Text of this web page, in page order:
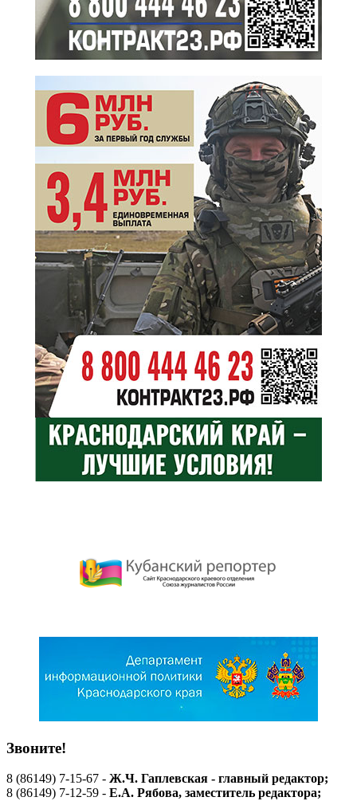
Звоните!
8 (86149) 7-15-67 - Ж.Ч. Гаплевская - главный редактор;
8 (86149) 7-12-59 - Е.А. Рябова, заместитель редактора;